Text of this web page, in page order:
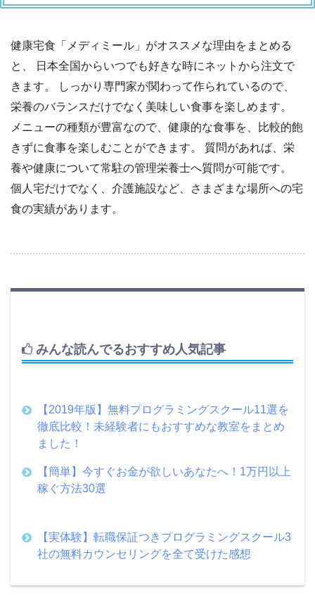
健康宅食「メディミール」がオススメな理由をまとめる
と、 日本全国からいつでも好きな時にネットから注文で
きます。 しっかり専門家が関わって作られているので、
栄養のバランスだけでなく美味しい食事を楽しめます。
メニューの種類が豊富なので、健康的な食事を、比較的飽
きずに食事を楽しむことができます。 質問があれば、栄
養や健康について常駐の管理栄養士へ質問が可能です。
個人宅だけでなく、介護施設など、さまざまな場所への宅
食の実績があります。
みんな読んでるおすすめ人気記事
【2019年版】無料プログラミングスクール11選を
徹底比較！未経験者にもおすすめな教室をまとめ
ました！
【簡単】今すぐお金が欲しいあなたへ！1万円以上
稼ぐ方法30選
【実体験】転職保証つきプログラミングスクール3
社の無料カウンセリングを全て受けた感想